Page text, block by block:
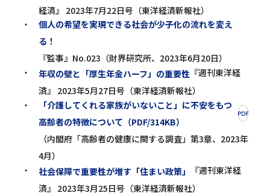
経済』 2023年7月22日号（東洋経済新報社）
個人の希望を実現できる社会が少子化の流れを変え
る！
『監事』No.023（財界研究所、2023年6月20日）
年収の壁と「厚生年金ハーフ」の重要性 『週刊東洋経
済』 2023年5月27日号（東洋経済新報社）
「介護してくれる家族がいないこと」に不安をもつ
高齢者の特徴について（PDF/314KB）
（内閣府「高齢者の健康に関する調査」第3章、2023年
4月）
社会保障で重要性が増す「住まい政策」
『週刊東洋経
済』 2023年3月25日号（東洋経済新報社）